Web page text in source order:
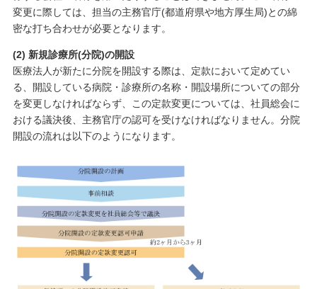
変更に際しては、担当の主務官庁(都道府県や地方厚生局)との綿
密な打ち合わせが必要となります。
(2) 新規診療所(分院)の開設
医療法人が新たに分院を開設する際は、定款において定めてい
る、開設している病院・診療所の名称・開設場所についての部分
を変更しなければならず、この定款変更については、社員総会に
おける議決後、主務官庁の認可を受けなければなりません。分院
開設の流れは以下のようになります。